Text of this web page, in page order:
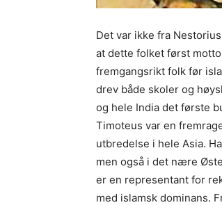
Det var ikke fra
at dette folket først
fremgangsrikt folk før
drev både skoler og
og hele India det første
Timoteus var en
utbredelse i hele Asia.
men også i det nære
er en representant for
med islamsk dominans.